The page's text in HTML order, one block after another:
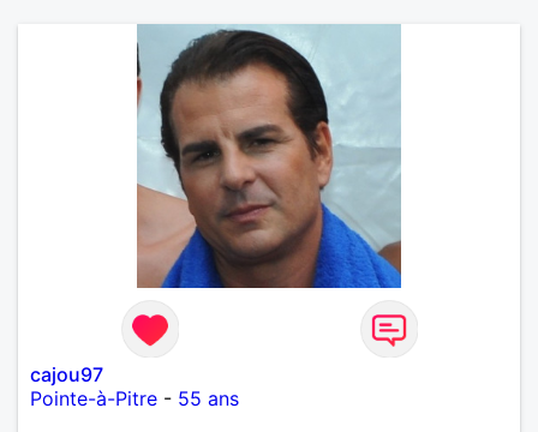
cajou97
Pointe-à-Pitre - 55 ans